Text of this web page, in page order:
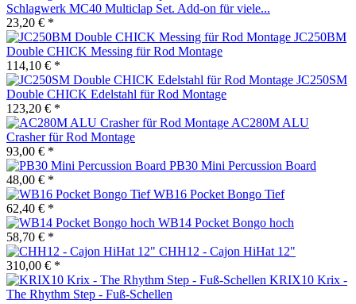
Schlagwerk MC40 Multiclap Set. Add-on für viele...
23,20 € *
JC250BM
Double CHICK Messing für Rod Montage
114,10 € *
JC250SM
Double CHICK Edelstahl für Rod Montage
123,20 € *
AC280M ALU
Crasher für Rod Montage
93,00 € *
PB30 Mini Percussion Board
48,00 € *
WB16 Pocket Bongo Tief
62,40 € *
WB14 Pocket Bongo hoch
58,70 € *
CHH12 - Cajon HiHat 12"
310,00 € *
KRIX10 Krix -
The Rhythm Step - Fuß-Schellen